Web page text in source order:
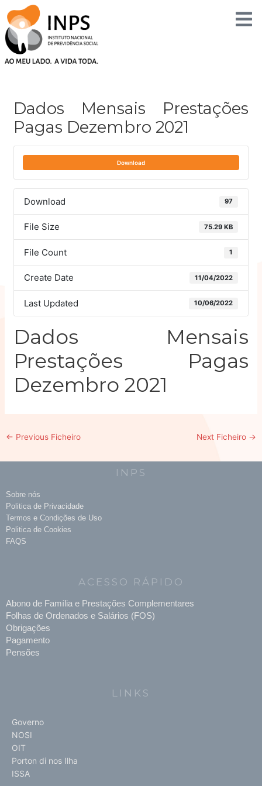
to
content
Dados Mensais Prestações
Pagas Dezembro 2021
Download
Download 97
File Size 75.29 KB
File Count 1
Create Date 11/04/2022
Last Updated 10/06/2022
Dados Mensais
Prestações Pagas
Dezembro 2021
← Previous Ficheiro Next Ficheiro →
INPS
Sobre nós
Politica de Privacidade
Termos e Condições de Uso
Politica de Cookies
FAQS
ACESSO RÁPIDO
Abono de Família e Prestações Complementares
Folhas de Ordenados e Salários (FOS)
Obrigações
Pagamento
Pensões
LINKS
Governo
NOSI
OIT
Porton di nos Ilha
ISSA